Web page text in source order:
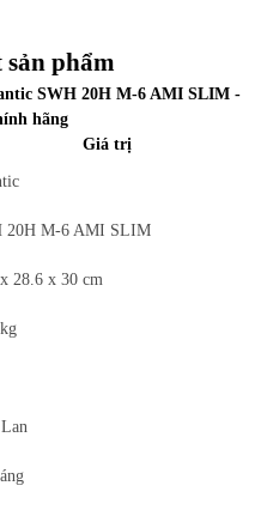
gian
SWH 20H M-6 AMI
kế dạng hộp chữ nhật mỏng
mọi không gian phòng tắm,
tích nhỏ.
đa diện tích và mang lại vẻ
ABS cao cấp, chống bám
phẩm
Giá trị
20H M-6 AMI SLIM
28.6 x 30 cm